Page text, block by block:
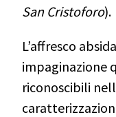
San Cristoforo).
L’affresco
impaginazione
riconoscibili